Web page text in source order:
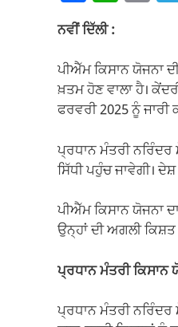
a
c
e
b
o
o
k
s
A
p
p
ਨਵੀਂ ਦਿੱਲੀ :
ਪੀਐੱਮ ਕਿਸਾਨ ਯੋਜਨਾ
ਖ਼ਤਮ ਹੋਣ ਵਾਲਾ ਹੈ।
ਫਰਵਰੀ 2025 ਨੂੰ ਜਾਰੀ
ਪ੍ਰਧਾਨ ਮੰਤਰੀ ਨਰਿੰਦਰ
ਸਿੱਧੀ ਪਹੁੰਚ ਜਾਵੇਗੀ।
ਪੀਐੱਮ ਕਿਸਾਨ ਯੋਜਨਾ
ਉਨ੍ਹਾਂ ਦੀ ਅਗਲੀ
ਪ੍ਰਧਾਨ ਮੰਤਰੀ ਕਿਸਾਨ
ਪ੍ਰਧਾਨ ਮੰਤਰੀ ਨਰਿੰਦਰ